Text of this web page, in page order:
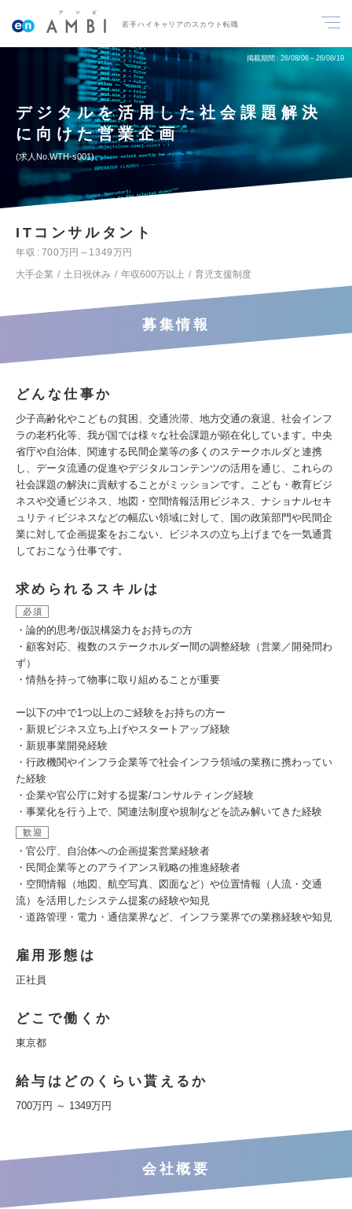
若手ハイキャリアのスカウト転職
掲載期間 26/08/06～26/08/19
デジタルを活用した社会課題解決
に向けた営業企画
求人No.WTH-s001
ITコンサルタント
年収
700万円～1349万円
大手企業
土日祝休み 年収600万以上 育児支援制度
募集情報
どんな仕事か
少子高齢化やこどもの貧困、交通渋滞、地方交通の衰退、社会インフ
ラの老朽化等、我が国では様々な社会課題が顕在化しています。中央
省庁や自治体、関連する民間企業等の多くのステークホルダと連携
し、データ流通の促進やデジタルコンテンツの活用を通じ、これらの
社会課題の解決に貢献することがミッションです。こども・教育ビジ
ネスや交通ビジネス、地図・空間情報活用ビジネス、ナショナルセキ
ュリティビジネスなどの幅広い領域に対して、国の政策部門や民間企
業に対して企画提案をおこない、ビジネスの立ち上げまでを一気通貫
しておこなう仕事です。
求められるスキルは
必須
・論的的思考/仮説構築力をお持ちの方
・顧客対応、複数のステークホルダー間の調整経験（営業／開発問わ
ず）
・情熱を持って物事に取り組めることが重要
ー以下の中で1つ以上のご経験をお持ちの方ー
・新規ビジネス立ち上げやスタートアップ経験
・新規事業開発経験
・行政機関やインフラ企業等で社会インフラ領域の業務に携わってい
た経験
・企業や官公庁に対する提案/コンサルティング経験
・事業化を行う上で、関連法制度や規制などを読み解いてきた経験
歓迎
・官公庁、自治体への企画提案営業経験者
・民間企業等とのアライアンス戦略の推進経験者
・空間情報（地図、航空写真、図面など）や位置情報（人流・交通
流）を活用したシステム提案の経験や知見
・道路管理・電力・通信業界など、インフラ業界での業務経験や知見
雇用形態は
正社員
どこで働くか
東京都
給与はどのくらい貰えるか
700万円 ～ 1349万円
会社概要